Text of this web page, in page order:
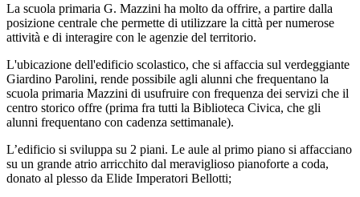
La scuola primaria G. Mazzini ha molto da offrire, a partire dalla
posizione centrale che permette di utilizzare la città per numerose
attività e di interagire con le agenzie del territorio.
L'ubicazione dell'edificio scolastico, che si affaccia sul verdeggiante
Giardino Parolini, rende possibile agli alunni che frequentano la
scuola primaria Mazzini di usufruire con frequenza dei servizi che il
centro storico offre (prima fra tutti la Biblioteca Civica, che gli
alunni frequentano con cadenza settimanale).
L’edificio si sviluppa su 2 piani. Le aule al primo piano si affacciano
su un grande atrio arricchito dal meraviglioso pianoforte a coda,
donato al plesso da Elide Imperatori Bellotti;